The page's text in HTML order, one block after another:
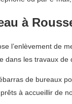
à
l’enlèvement de
les travaux de
de bureaux
à accueillir de